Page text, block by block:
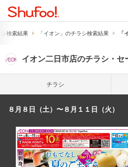
検索結果 「イオン」のチラシ検索結果 「
イオン二日市店のチラシ・セ
チラシ
８月８日（土）〜８月１１日（火）